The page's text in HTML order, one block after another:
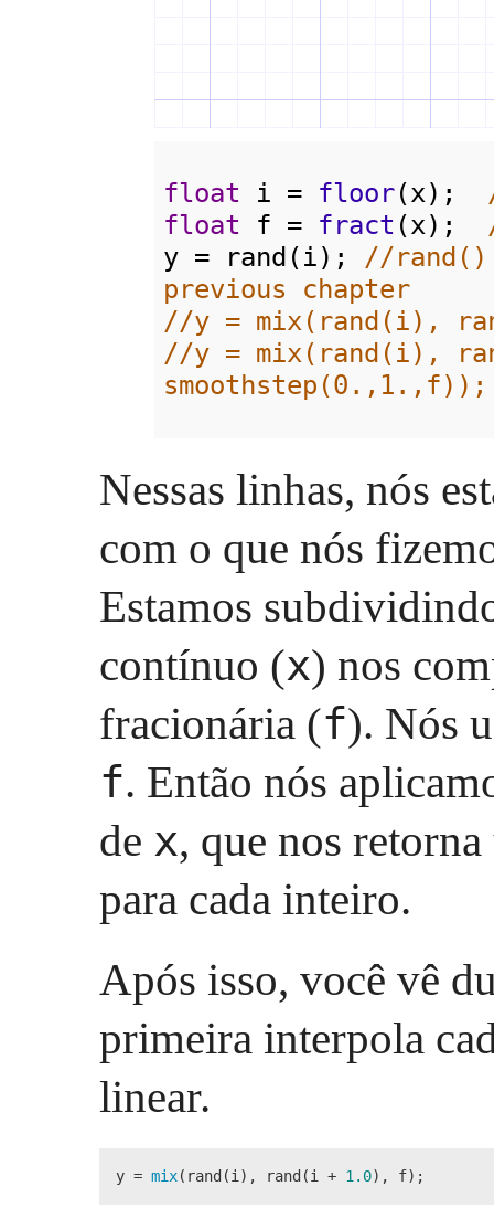
float i = floor(x);
float
f = fract (x);
y = rand (i); //
previous chapter
//y = mix(rand(i),
//y = mix(rand(i),
smoothstep(0.,1.,f));
Nessas linhas, nós
com o que nós
Estamos
contínuo (x) nos
fracionária (f). Nós
f. Então nós
de x, que nos
para cada inteiro.
Após isso, você vê
primeira interpola
linear.
y = mix(rand(i), rand(i + 1.0), f);